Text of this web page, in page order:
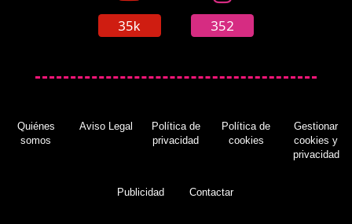
35k 352
Quiénes
somos
Aviso Legal
Política de
privacidad
Política de
cookies
Gestionar
cookies y
privacidad
Publicidad Contactar